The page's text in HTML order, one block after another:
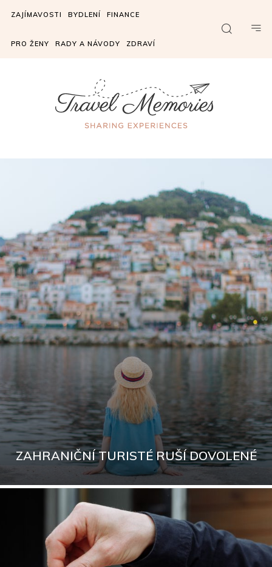
ZAJÍMAVOSTI BYDLENÍ FINANCE
PRO ŽENY RADY A NÁVODY ZDRAVÍ
ZAHRANIČNÍ TURISTÉ RUŠÍ DOVOLENÉ